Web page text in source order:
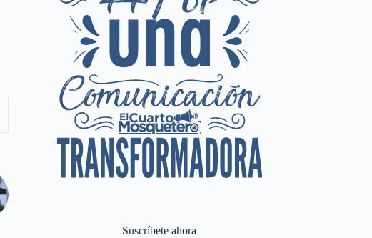
Suscríbete ahora